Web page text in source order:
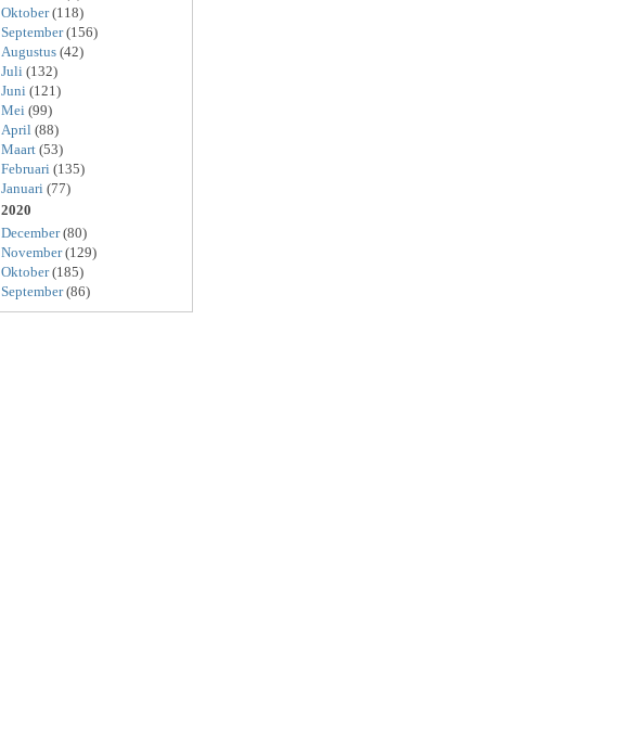
Oktober(118)
September(156)
Augustus (42)
Juli (132)
Juni (121)
Mei (99)
April (88)
Maart (53)
Februari (135)
Januari (77)
2020
December(80)
November(129)
Oktober(185)
September(86)